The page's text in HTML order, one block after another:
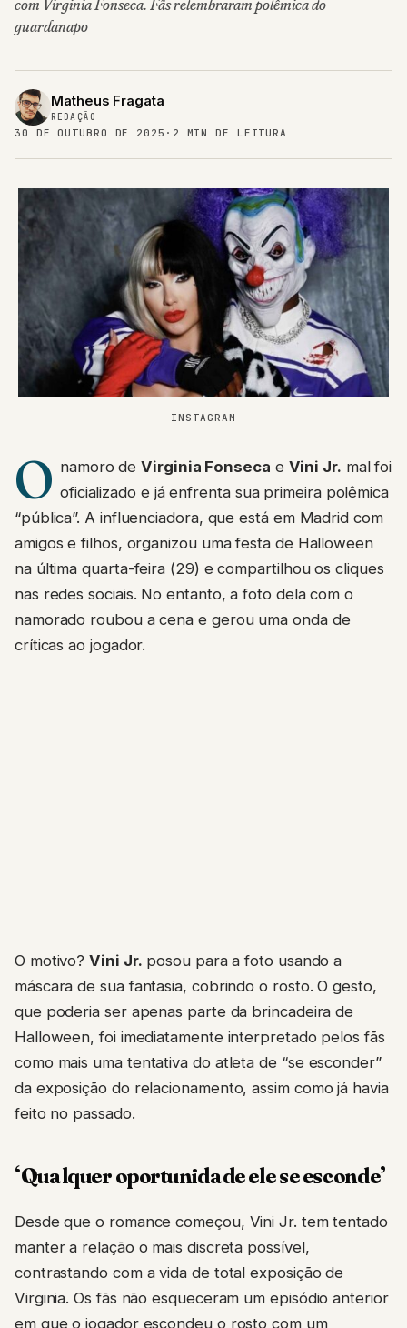
com Virginia Fonseca. Fãs relembraram polêmica do
guardanapo
Matheus Fragata
REDAÇÃO
30 DE OUTUBRO DE 2025 · 2 MIN DE LEITURA
INSTAGRAM
O namoro deVirginia Fonseca e Vini Jr. mal foi
oficializado e já enfrenta sua primeira polêmica
“pública”. A influenciadora, que está em Madrid com
amigos e filhos, organizou uma festa de Halloween
na última quarta-feira (29) e compartilhou os cliques
nas redes sociais. No entanto, a foto dela com o
namorado roubou a cena e gerou uma onda de
críticas ao jogador.
O motivo?Vini Jr. posou para a foto usando a
máscara de sua fantasia, cobrindo o rosto. O gesto,
que poderia ser apenas parte da brincadeira de
Halloween, foi imediatamente interpretado pelos fãs
como mais uma tentativa do atleta de “se esconder”
da exposição do relacionamento, assim como já havia
feito no passado.
‘Qualquer oportunidade ele se esconde’
Desde que o romance começou, Vini Jr. tem tentado
manter a relação o mais discreta possível,
contrastando com a vida de total exposição de
Virginia. Os fãs não esqueceram um episódio anterior
em que o jogador escondeu o rosto com um